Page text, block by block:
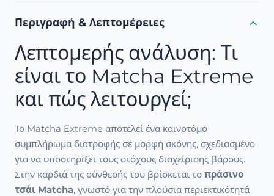
Περιγραφή & Λεπτομέρειες
Λεπτομερής ανάλυση: Τι
είναι το Matcha Extreme
και πώς λειτουργεί;
Το Matcha Extreme αποτελεί ένα καινοτόμο
συμπλήρωμα διατροφής σε μορφή σκόνης, σχεδιασμένο
για να υποστηρίξει τους στόχους διαχείρισης βάρους.
Στην καρδιά της σύνθεσής του βρίσκεται το πράσινο
τσάι Matcha, γνωστό για την πλούσια περιεκτικότητά